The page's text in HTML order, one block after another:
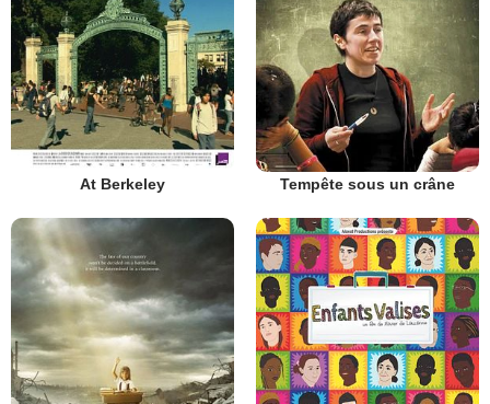
At Berkeley Tempête sous un crâne